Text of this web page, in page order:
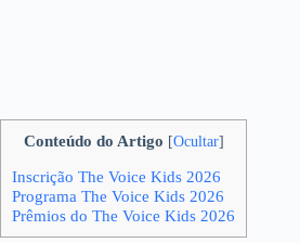
Conteúdo do Artigo [Ocultar]
Inscrição The Voice Kids 2026
Programa The Voice Kids 2026
Prêmios do The Voice Kids 2026